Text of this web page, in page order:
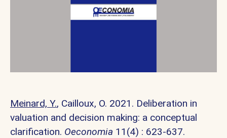
Meinard, Y., Cailloux, O. 2021. Deliberation in
valuation and decision making: a conceptual
clarification. Oeconomia 11(4) : 623-637.